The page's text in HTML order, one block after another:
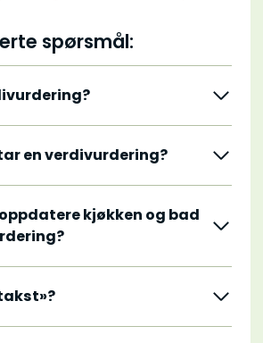
spørsmål:
en verdivurdering?
kjøkken og bad